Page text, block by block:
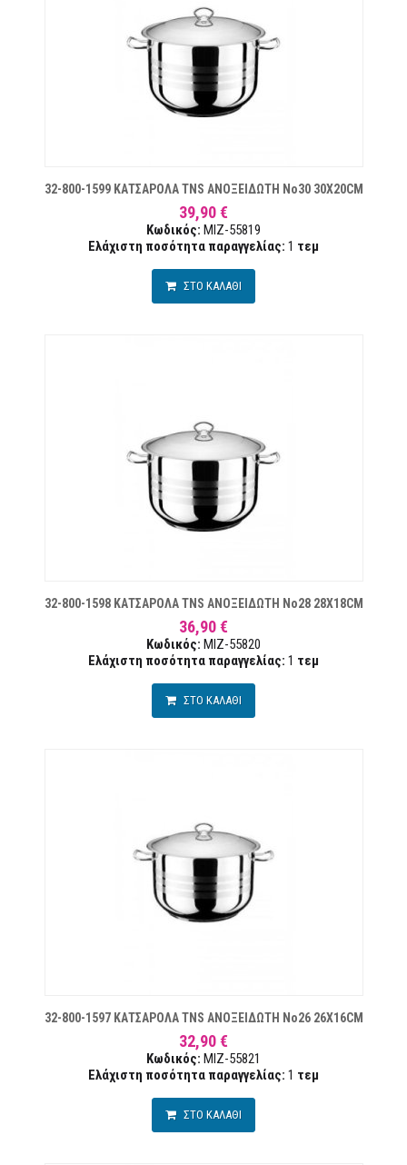
32-800-1599 ΚΑΤΣΑΡΟΛΑ TNS ΑΝΟΞΕΙΔΩΤΗ Νο30 30X20CM
39,90 €
Κωδικός: MIZ-55819
Ελάχιστη ποσότητα παραγγελίας: 1 τεμ
ΣΤΟ ΚΑΛΑΘΙ
32-800-1598 ΚΑΤΣΑΡΟΛΑ TNS ΑΝΟΞΕΙΔΩΤΗ Νο28 28X18CM
36,90 €
Κωδικός: MIZ-55820
Ελάχιστη ποσότητα παραγγελίας: 1 τεμ
ΣΤΟ ΚΑΛΑΘΙ
32-800-1597 ΚΑΤΣΑΡΟΛΑ TNS ΑΝΟΞΕΙΔΩΤΗ Νο26 26X16CM
32,90 €
Κωδικός: MIZ-55821
Ελάχιστη ποσότητα παραγγελίας: 1 τεμ
ΣΤΟ ΚΑΛΑΘΙ